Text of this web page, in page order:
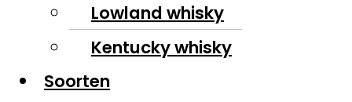
Lowland whisky
Kentucky whisky
Soorten